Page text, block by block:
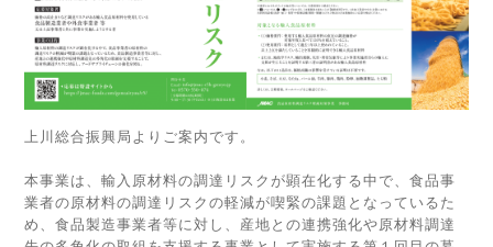
上川総合振興局よりご案内です。
本事業は、輸入原材料の調達リスクが顕在化する中で、食品事
業者の原材料の調達リスクの軽減が喫緊の課題となっているた
め、食品製造事業者等に対し、産地との連携強化や原材料調達